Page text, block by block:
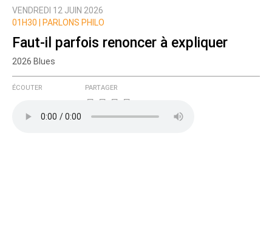
VENDREDI 12 JUIN 2026
01H30 | PARLONS PHILO
Faut-il parfois renoncer à expliquer
2026 Blues
ÉCOUTER PARTAGER